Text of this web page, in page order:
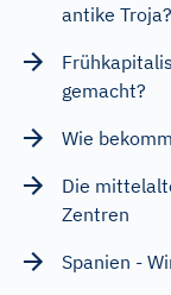
antike Troja?
gemacht?
Wie
Die
Zentren
Spanien -